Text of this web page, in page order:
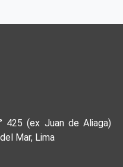
425 (ex Juan de Aliaga)
Mar, Lima